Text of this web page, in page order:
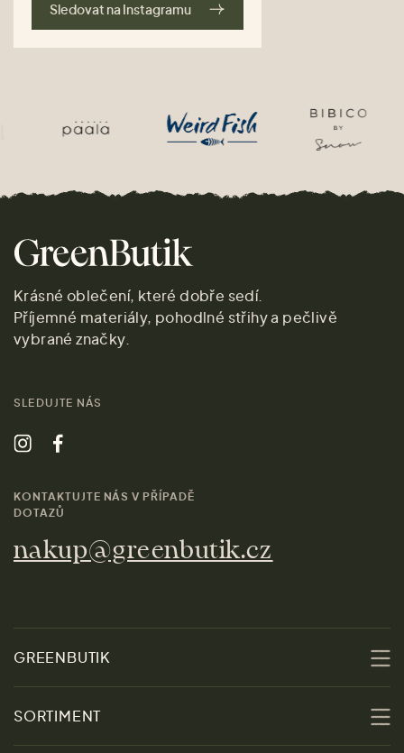
Sledovat na Instagramu
Krásné oblečení, které dobře sedí.
Příjemné materiály, pohodlné střihy a pečlivě
vybrané značky.
SLEDUJTE NÁS
KONTAKTUJTE NÁS V PŘÍPADĚ
DOTAZŮ
nakup@greenbutik.cz
GREENBUTIK
SORTIMENT